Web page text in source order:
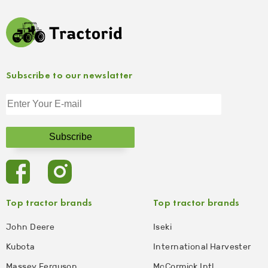
Top tractor brands
John Deere
Kubota
Top tractor brands
Iseki
International Harvester
Subscribe to our newslatter